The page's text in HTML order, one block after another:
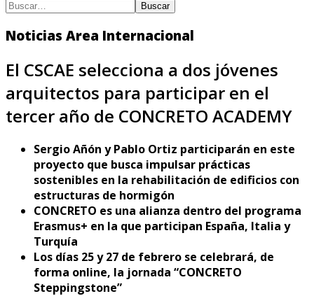
Buscar
Noticias Area Internacional
El CSCAE selecciona a dos jóvenes
arquitectos para participar en el
tercer año de CONCRETO ACADEMY
Sergio Añón y Pablo Ortiz participarán en este
proyecto que busca impulsar prácticas
sostenibles en la rehabilitación de edificios con
estructuras de hormigón
CONCRETO es una alianza dentro del programa
Erasmus+ en la que participan España, Italia y
Turquía
Los días 25 y 27 de febrero se celebrará, de
forma online, la jornada “CONCRETO
Steppingstone”